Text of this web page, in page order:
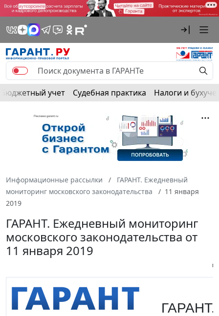
Бюджетный учет Судебная практика Налоги и
Информационные рассылки
ГАРАНТ. Ежедневный
мониторинг московского законодательства
11 января
2019
ГАРАНТ. Ежедневный мониторинг
московского законодательства от
11 января 2019
ГАРАНТ.